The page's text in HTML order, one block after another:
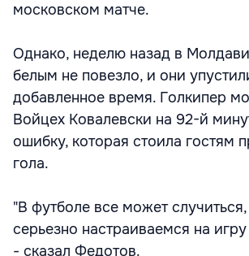
московском матче.
Однако, неделю назад в
белым не повезло, и они
добавленное время. Голкипер
Войцех Ковалевски на 92-й
ошибку, которая стоила гостям
гола.
"В футболе все может
серьезно настраиваемся на
- сказал Федотов.